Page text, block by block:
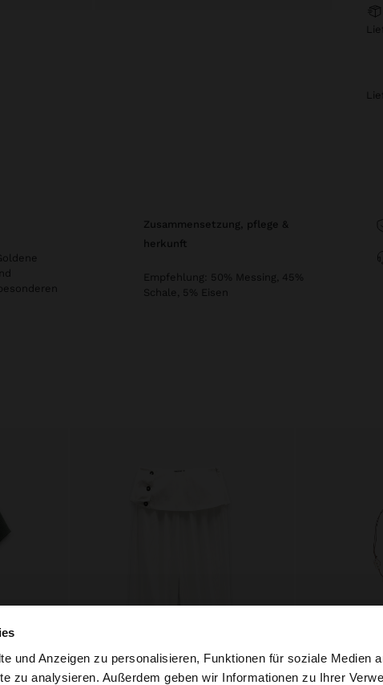
und Anzeigen zu personalisieren, Funktionen für soziale Medien
zu analysieren. Außerdem geben wir Informationen zu Ihrer
zusammensetzung, pflege &
herkunft
Empfehlung: 50% Messing, 45%
Schale, 5% Eisen